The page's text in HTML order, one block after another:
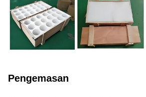
Pengemasan